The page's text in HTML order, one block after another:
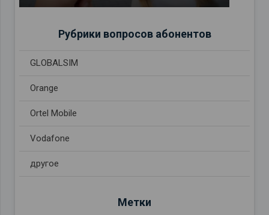
Рубрики вопросов абонентов
GLOBALSIM
Orange
Ortel Mobile
Vodafone
другое
Метки